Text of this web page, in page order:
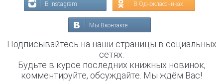
В Instagram В Одноклассниках
Мы Вконтакте
Подписывайтесь на наши страницы в социальных
сетях.
Будьте в курсе последних книжных новинок,
комментируйте, обсуждайте. Мы ждём Вас!